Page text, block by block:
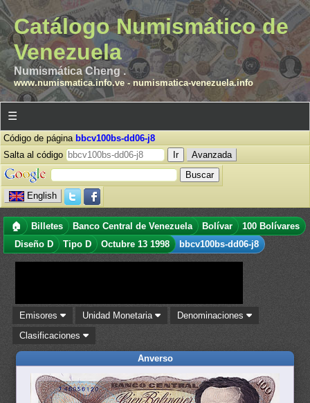
Catálogo Numismático de
Venezuela
Numismática Cheng .
www.numismatica.info.ve- numismatica-venezuela.info
☰
Código de página bbcv100bs-dd06-j8
Salta al código
Avanzada
English
🏠 Billetes Banco Central de Venezuela Bolívar
100 Bolívares
Diseño D
Tipo D Octubre 13 1998 bbcv100bs-dd06-j8
Emisores Unidad Monetaria
Denominaciones
Clasificaciones
Anverso